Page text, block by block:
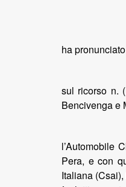
ha
sul ricorso n.
Bencivenga e
l’Automobile
Pera, e con
Italiana